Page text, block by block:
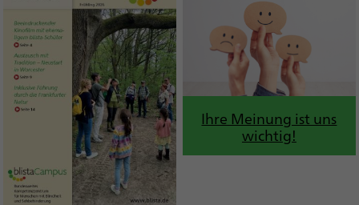
Ihre Meinung ist uns
wichtig!